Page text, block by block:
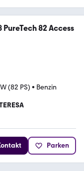
82 Access
(82 PS) • Benzin
Parken